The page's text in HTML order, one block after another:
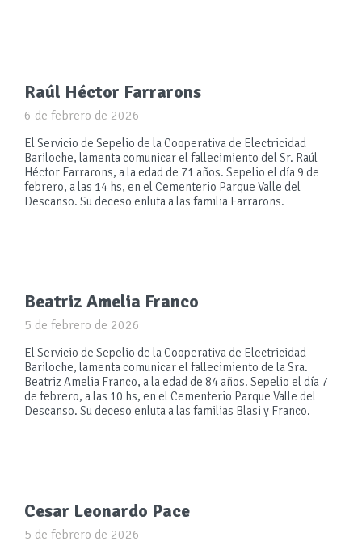
Raúl Héctor Farrarons
6 de febrero de 2026
El Servicio de Sepelio de la Cooperativa de Electricidad
Bariloche, lamenta comunicar el fallecimiento del Sr. Raúl
Héctor Farrarons, a la edad de 71 años. Sepelio el día 9 de
febrero, a las 14 hs, en el Cementerio Parque Valle del
Descanso. Su deceso enluta a las familia Farrarons.
Beatriz Amelia Franco
5 de febrero de 2026
El Servicio de Sepelio de la Cooperativa de Electricidad
Bariloche, lamenta comunicar el fallecimiento de la Sra.
Beatriz Amelia Franco, a la edad de 84 años. Sepelio el día 7
de febrero, a las 10 hs, en el Cementerio Parque Valle del
Descanso. Su deceso enluta a las familias Blasi y Franco.
Cesar Leonardo Pace
5 de febrero de 2026